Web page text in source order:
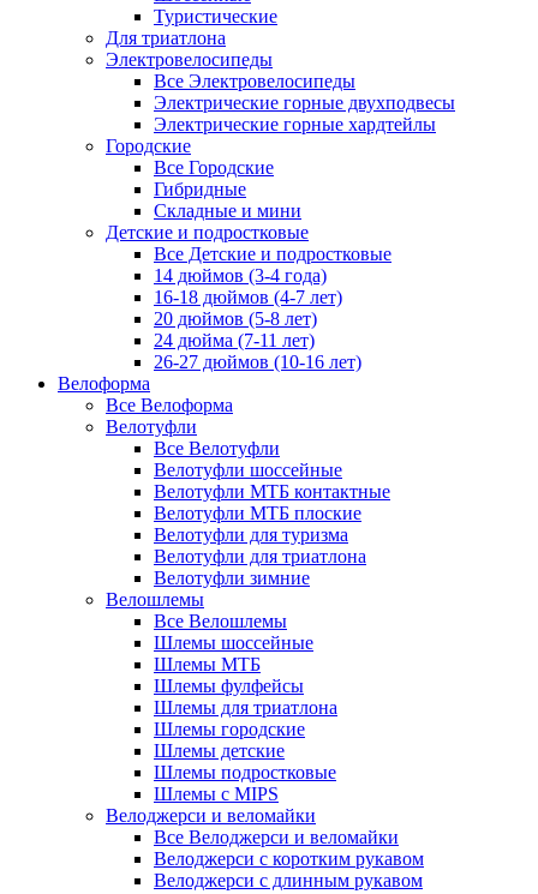
Туристические
Для триатлона
Электровелосипеды
Все Электровелосипеды
Электрические горные двухподвесы
Электрические горные хардтейлы
Городские
Все Городские
Гибридные
Складные и мини
Детские и подростковые
Все Детские и подростковые
14 дюймов (3-4 года)
16-18 дюймов (4-7 лет)
20 дюймов (5-8 лет)
24 дюйма (7-11 лет)
26-27 дюймов (10-16 лет)
Велоформа
Все Велоформа
Велотуфли
Все Велотуфли
Велотуфли шоссейные
Велотуфли МТБ контактные
Велотуфли МТБ плоские
Велотуфли для туризма
Велотуфли для триатлона
Велотуфли зимние
Велошлемы
Все Велошлемы
Шлемы шоссейные
Шлемы МТБ
Шлемы фулфейсы
Шлемы для триатлона
Шлемы городские
Шлемы детские
Шлемы подростковые
Шлемы с MIPS
Велоджерси и веломайки
Все Велоджерси и веломайки
Велоджерси с коротким рукавом
Велоджерси с длинным рукавом